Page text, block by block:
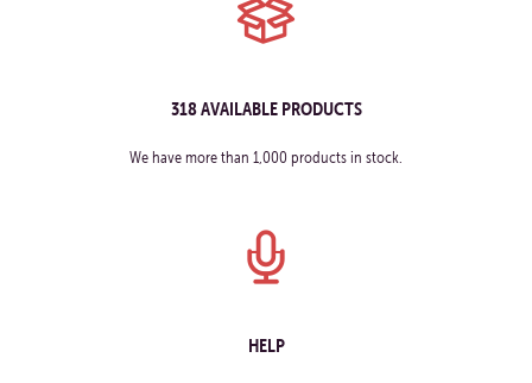
318 AVAILABLE PRODUCTS
We have more than 1,000 products in stock.
HELP